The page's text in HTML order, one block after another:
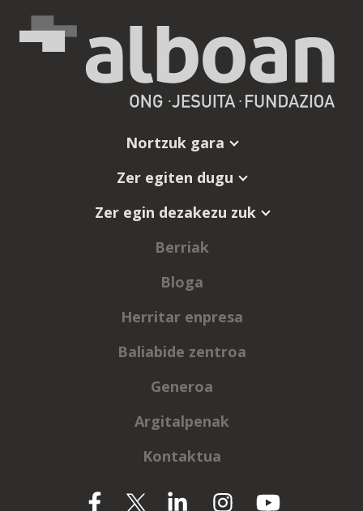
Nortzuk gara
Zer egiten dugu
Zer egin dezakezu zuk
Berriak
Bloga
Herritar enpresa
Baliabide zentroa
Generoa
Argitalpenak
Kontaktua